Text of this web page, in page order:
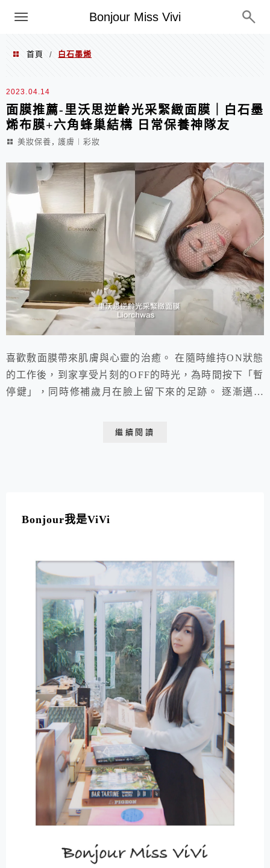
Bonjour Miss Vivi
選單
首頁 / 白石墨烯
白石墨烯
2023.04.14
面膜推薦-里沃思逆齡光采緊緻面膜｜白石墨
烯布膜+六角蜂巢結構 日常保養神隊友
美妝保養 , 護膚︱彩妝
喜歡敷面膜帶來肌膚與心靈的治癒。 在隨時維持ON狀態
的工作後，到家享受片刻的OFF的時光，為時間按下「暫
停鍵」，同時修補歲月在臉上留下來的足跡。 逐漸邁向
繼續閱讀
Bonjour我是ViVi